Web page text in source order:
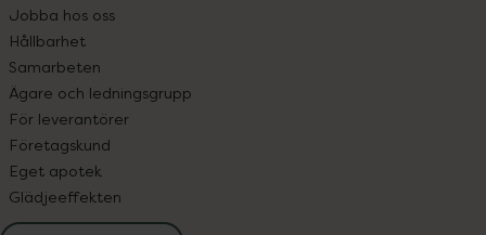
Jobba hos oss
Hållbarhet
Samarbeten
Ägare och ledningsgrupp
För leverantörer
Företagskund
Eget apotek
Glädjeeffekten